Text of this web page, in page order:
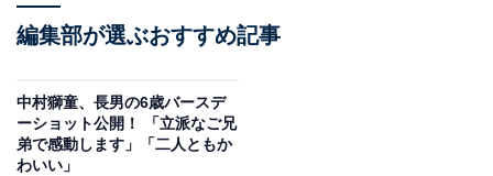
編集部が選ぶおすすめ記事
中村獅童、長男の6歳バースデ
ーショット公開！ 「立派なご兄
弟で感動します」「二人ともか
わいい」